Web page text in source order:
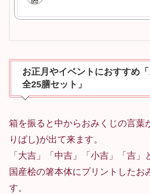
お正月やイベントにおすすめ
全25膳セット」
箱を振ると中からおみくじの言葉
りばし)が出て来ます。
「大吉」「中吉」「小吉」「吉」
国産桧の箸本体にプリントしたお
す。